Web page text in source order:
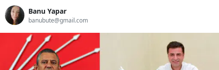
Banu Yapar
banubute@gmail.com